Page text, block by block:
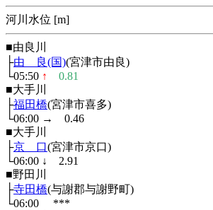
河川水位 [m]
■由良川
├由 良(国)(宮津市由良)
└05:50 ↑
0.81
■大手川
├福田橋(宮津市喜多)
└06:00 →
0.46
■大手川
├京 口(宮津市京口)
└06:00 ↓
2.91
■野田川
├寺田橋(与謝郡与謝野町)
└06:00
***